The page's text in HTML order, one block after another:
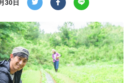
30日